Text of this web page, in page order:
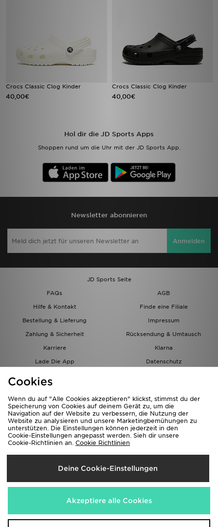
Crocs Classic Clog Kinder
40,00€
Crocs Classic Clog Kinder
40,00€
Hol dir die JD Sports Apps
Shoppen rund um die Uhr mit der JD Sports App.
Newsletter abonnieren
Anmelden
JD Sports Seite
FAQs
AGB
Hilfe & Kontakt
Finde eine Filiale
Bestellung & Lieferung
Impressum
Zahlung & Sicherheit
Rücksendung & Umtausch
Karriere
Klarna
Lade Die App
Datenschutz
Lieferung Nach
Österreich
Wir akzeptieren folgende Zahlungsmethoden
Hilfe & Kontakt
Cookies
Wenn du auf "Alle Cookies akzeptieren" klickst, stimmst du der
Speicherung von Cookies auf deinem Gerät zu, um die
Navigation auf der Website zu verbessern, die Nutzung der
Website zu analysieren und unsere Marketingbemühungen zu
unterstützen. Die Einstellungen können jederzeit in den
Cookie-Einstellungen angepasst werden. Sieh dir unsere
Cookie-Richtlinien an. Cookie Richtlinien
Deine Cookie-Einstellungen
Akzeptiere alle Cookies